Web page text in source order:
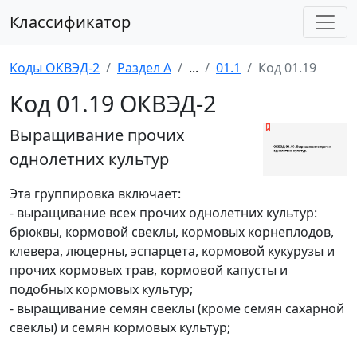
Классификатор
Коды ОКВЭД-2 Раздел A ... 01.1 Код 01.19
Код 01.19 ОКВЭД-2
Выращивание прочих
однолетних культур
Эта группировка включает:
- выращивание всех прочих однолетних культур:
брюквы, кормовой свеклы, кормовых корнеплодов,
клевера, люцерны, эспарцета, кормовой кукурузы и
прочих кормовых трав, кормовой капусты и
подобных кормовых культур;
- выращивание семян свеклы (кроме семян сахарной
свеклы) и семян кормовых культур;